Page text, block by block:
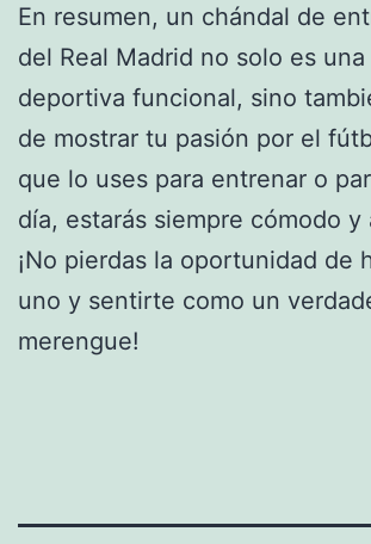
En resumen, un chándal de
del Real Madrid no solo es
deportiva funcional, sino
de mostrar tu pasión por el
que lo uses para entrenar o
día, estarás siempre cómodo y
¡No pierdas la oportunidad de
uno y sentirte como un
merengue!